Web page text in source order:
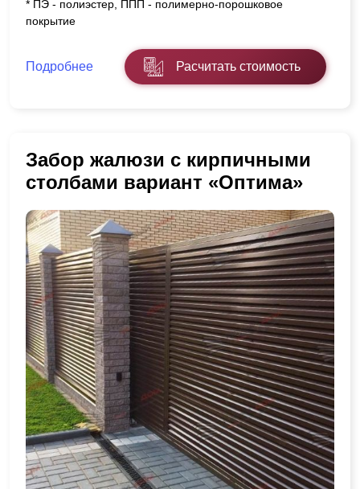
* ПЭ - полиэстер, ППП - полимерно-порошковое
покрытие
Подробнее Расчитать стоимость
Забор жалюзи с кирпичными
столбами вариант «Оптима»